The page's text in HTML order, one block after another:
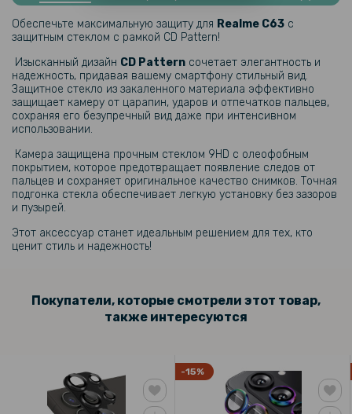
Противоударная гидрогелевая пленка Hydrogel Film для Realme
C63 на заднюю панель, Transparent
299 грн
Гидрогелевая пленка iNobi Matte для Realme C63 на заднюю
панель, Матовая
169 грн
199 грн
Противоударный чехол - накладка Acryl Armor Shell для Realme
C63 4G, Black
Обеспечьте максимальную защиту для Realme C63​ с
защитным стеклом с рамкой CD Pattern!
Изысканный дизайн CD Pattern сочетает элегантность и
надежность, придавая вашему смартфону стильный вид.
Защитное стекло из закаленного материала эффективно
защищает камеру от царапин, ударов и отпечатков пальцев,
сохраняя его безупречный вид даже при интенсивном
использовании.
Камера защищена прочным стеклом 9HD с олеофобным
покрытием, которое предотвращает появление следов от
пальцев и сохраняет оригинальное качество снимков. Точная
подгонка стекла обеспечивает легкую установку без зазоров
и пузырей.
Этот аксессуар станет идеальным решением для тех, кто
ценит стиль и надежность!
Покупатели, которые смотрели этот товар,
также интересуются
-15%